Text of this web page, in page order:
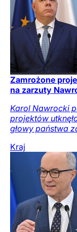
Zamrożone
na zarzuty
Karol Nawrocki
projektów
głowy państwa
Kraj